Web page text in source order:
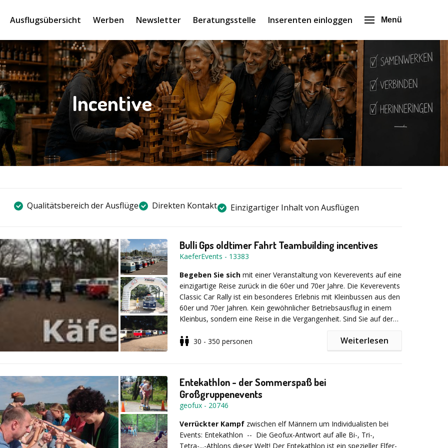
Ausflugsübersicht Werben Newsletter Beratungsstelle Inserenten einloggen Menü
Incentive
Qualitätsbereich der Ausflüge Direkten Kontakt Einzigartiger Inhalt von Ausflügen
Bulli Gps oldtimer Fahrt Teambuilding incentives
KaeferEvents - 13383
Begeben Sie sich mit einer Veranstaltung von Keverevents auf eine
einzigartige Reise zurück in die 60er und 70er Jahre. Die Keverevents
Classic Car Rally ist ein besonderes Erlebnis mit Kleinbussen aus den
60er und 70er Jahren. Kein gewöhnlicher Betriebsausflug in einem
Kleinbus, sondern eine Reise in die Vergangenheit. Sind Sie auf der
Teambuilding-Event? Dann ist eine Oldtimer-Rallye von Beetle –
Roadbooks auf eine anspruchsvolle Reise in einem nostalgischen
Käfer-Cabriolet oder einem 6- bis 8-sitzigen VW Transporter T1.
Unsere Qualität liegt in der individuellen Planung Ihrer Veranstaltung.
Möchten Sie IhreGeschäftspartner mit einem Hubschrauber
fliegen lassen oder unterwegs einen High Tea genießen ... alles ist
30 - 350 personen Weiterlesen
Entekathlon - der Sommerspaß bei
Großgruppenevents
geofux - 20746
Verrückter Kampf zwischen elf Männern um Individualisten bei
Events: Entekathlon -- Die Geofux-Antwort auf alle Bi-, Tri-,
Tetra-...-Athlons dieser Welt! Der Entekathlon ist ein spezieller Elfer-